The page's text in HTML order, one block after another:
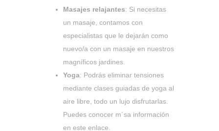
Masajes relajantes: Si necesitas
un masaje, contamos con
especialistas que le dejarán como
nuevo/a con un masaje en nuestros
magníficos jardines.
Yoga: Podrás eliminar tensiones
mediante clases guiadas de yoga al
aire libre, todo un lujo disfrutarlas.
Puedes conocer m´sa información
en este enlace